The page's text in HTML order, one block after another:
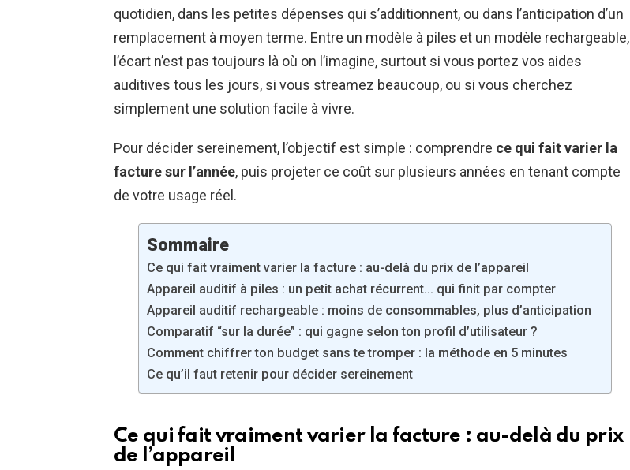
quotidien, dans les petites dépenses qui s’additionnent, ou dans l’anticipation d’un
remplacement à moyen terme. Entre un modèle à piles et un modèle rechargeable,
l’écart n’est pas toujours là où on l’imagine, surtout si vous portez vos aides
auditives tous les jours, si vous streamez beaucoup, ou si vous cherchez
simplement une solution facile à vivre.
Pour décider sereinement, l’objectif est simple : comprendre ce qui fait varier la
facture sur l’année, puis projeter ce coût sur plusieurs années en tenant compte
de votre usage réel.
Sommaire
Ce qui fait vraiment varier la facture : au-delà du prix de l’appareil
Appareil auditif à piles : un petit achat récurrent… qui finit par compter
Appareil auditif rechargeable : moins de consommables, plus d’anticipation
Comparatif “sur la durée” : qui gagne selon ton profil d’utilisateur ?
Comment chiffrer ton budget sans te tromper : la méthode en 5 minutes
Ce qu’il faut retenir pour décider sereinement
Ce qui fait vraiment varier la facture : au-delà du prix
de l’appareil